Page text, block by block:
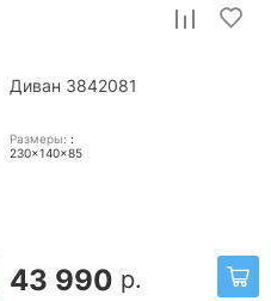
Диван 3842081
Размеры: :
230x140x85
43 990 р.